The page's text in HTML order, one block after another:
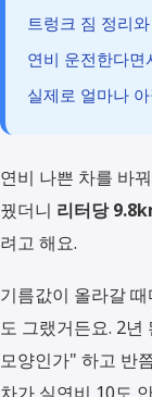
트렁크 짐 정리
연비 운전한다면
실제로 얼마나
연비 나쁜 차를 바
꿨더니 리터당
려고 해요.
기름값이 올라갈
도 그랬거든요. 2년
모양인가" 하고 반